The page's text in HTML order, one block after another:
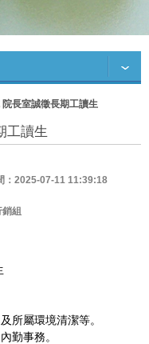
院長室誠徵長期工讀生
工讀生
：2025-07-11 11:39:18
組
所屬環境清潔等。
勤事務。